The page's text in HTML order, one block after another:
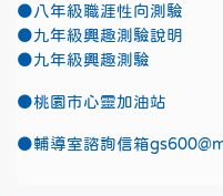
●八年級職涯性向測驗
●九年級興趣測驗說明
●九年級興趣測驗
●桃園市心靈加油站
●輔導室諮詢信箱